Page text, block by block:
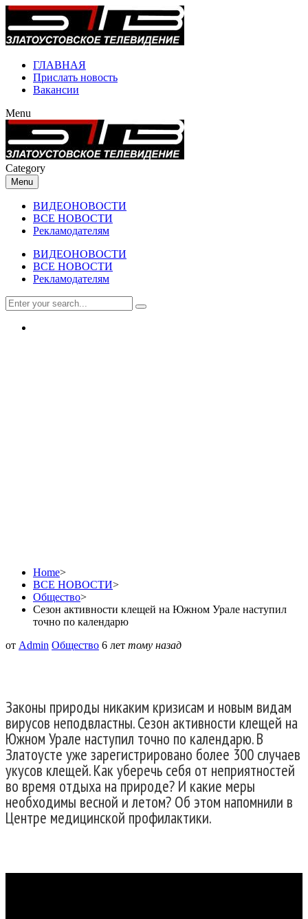
ГЛАВНАЯ
Прислать новость
Вакансии
Menu
Category
Menu
ВИДЕОНОВОСТИ
ВСЕ НОВОСТИ
Рекламодателям
ВИДЕОНОВОСТИ
ВСЕ НОВОСТИ
Рекламодателям
Home>
ВСЕ НОВОСТИ>
Общество>
Сезон активности клещей на Южном Урале наступил
точно по календарю
от Admin Общество 6 лет тому назад
Законы природы никаким кризисам и новым видам
вирусов неподвластны. Сезон активности клещей на
Южном Урале наступил точно по календарю. В
Златоусте уже зарегистрировано более 300 случаев
укусов клещей. Как уберечь себя от неприятностей
во время отдыха на природе? И какие меры
необходимы весной и летом? Об этом напомнили в
Центре медицинской профилактики.